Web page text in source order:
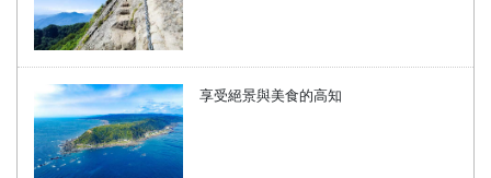
享受絕景與美食的高知